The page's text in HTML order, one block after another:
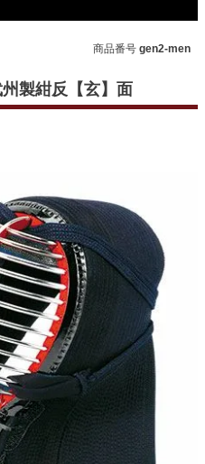
商品番号 gen2-men
製紺反【玄】面